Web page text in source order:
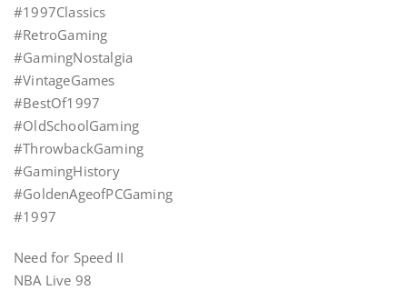
#1997Classics
#RetroGaming
#GamingNostalgia
#VintageGames
#BestOf1997
#OldSchoolGaming
#ThrowbackGaming
#GamingHistory
#GoldenAgeofPCGaming
#1997
Need for Speed II
NBA Live 98